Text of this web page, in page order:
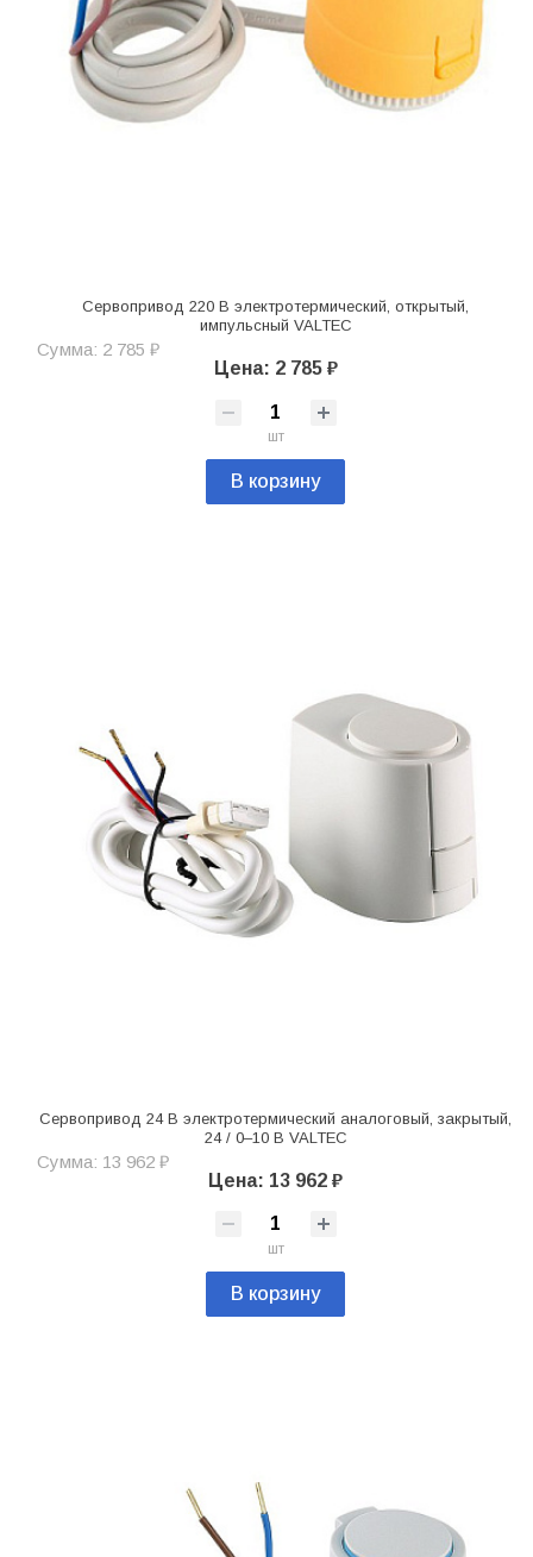
Сервопривод 220 В электротермический, открытый,
импульсный VALTEC
Сумма: 2 785 ₽
Цена: 2 785 ₽
шт
В корзину
Сервопривод 24 В электротермический аналоговый, закрытый,
24 / 0–10 В VALTEC
Сумма: 13 962 ₽
Цена: 13 962 ₽
шт
В корзину